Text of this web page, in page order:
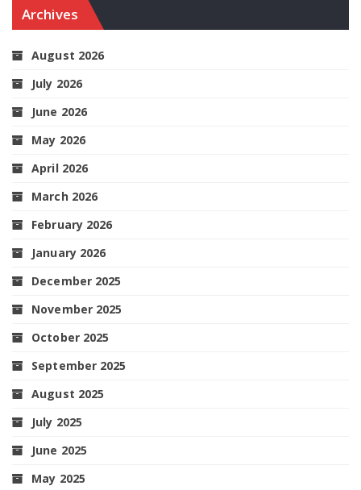
Archives
August 2026
July 2026
June 2026
May 2026
April 2026
March 2026
February 2026
January 2026
December 2025
November 2025
October 2025
September 2025
August 2025
July 2025
June 2025
May 2025